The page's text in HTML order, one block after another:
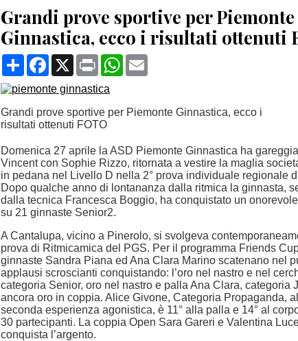
Grandi prove sportive per Piemonte
Ginnastica, ecco i risultati ottenuti
CondividiFacebook
X Print WhatsApp
Grandi prove sportive per Piemonte Ginnastica, ecco i
risultati ottenuti FOTO
Domenica 27 aprile la ASD Piemonte Ginnastica ha
Vincent con Sophie Rizzo, ritornata a vestire la maglia
in pedana nel Livello D nella 2° prova individuale regionale
Dopo qualche anno di lontananza dalla ritmica la ginnasta,
dalla tecnica Francesca Boggio, ha conquistato un
su 21 ginnaste Senior2.
A Cantalupa, vicino a Pinerolo, si svolgeva
prova di Ritmicamica del PGS. Per il programma Friends
ginnaste Sandra Piana ed Ana Clara Marino scatenano nel
applausi scroscianti conquistando: l’oro nel nastro e nel
categoria Senior, oro nel nastro e palla Ana Clara, categoria
ancora oro in coppia. Alice Givone, Categoria Propaganda,
seconda esperienza agonistica, è 11° alla palla e 14° al
30 partecipanti. La coppia Open Sara Gareri e Valentina
conquista l’argento.